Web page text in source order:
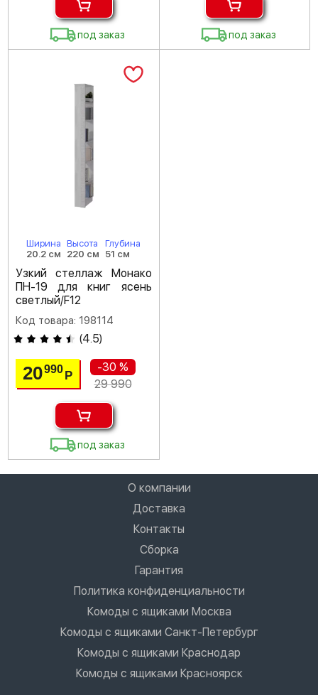
под заказ под заказ
Ширина
20.2 см
Высота
220 см
Глубина
51 см
Узкий стеллаж Монако
ПН-19 для книг ясень
светлый/F12
Код товара: 198114
(4.5)
20990Р
-30 %
29 990
под заказ
О компании
Доставка
Контакты
Сборка
Гарантия
Политика конфиденциальности
Комоды с ящиками Москва
Комоды с ящиками Санкт-Петербург
Комоды с ящиками Краснодар
Комоды с ящиками Красноярск